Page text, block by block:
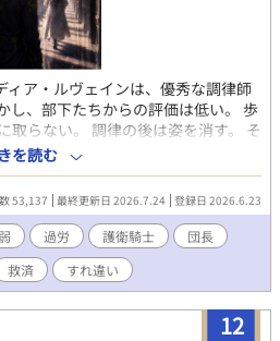
ィア・ルヴェインは、優秀な調律師
し、部下たちからの評価は低い。 歩
取らない。 調律の後は姿を消す。 そ
長」と陰口を叩かれていた。 新たに
ァルト・レグナもまた、その噂を信
る日、体調を崩しながらも「大丈夫
付く。 誰よりも怠けているように見
か。 侮っていた団長の嘘を追うう
に隠された現実を知っていく。
を読む
53,137 最終更新日 2026.7.24 登録日 2026.6.23
過労 護衛騎士
団長
救済 すれ違い
12